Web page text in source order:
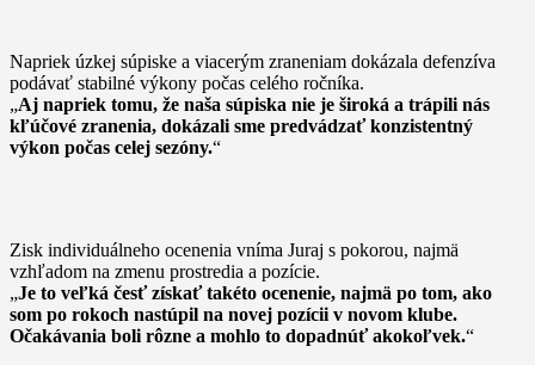
Napriek úzkej súpiske a viacerým zraneniam dokázala defenzíva
podávať stabilné výkony počas celého ročníka.
„Aj napriek tomu, že naša súpiska nie je široká a trápili nás
kľúčové zranenia, dokázali sme predvádzať konzistentný
výkon počas celej sezóny.“
Zisk individuálneho ocenenia vníma Juraj s pokorou, najmä
vzhľadom na zmenu prostredia a pozície.
„Je to veľká česť získať takéto ocenenie, najmä po tom, ako
som po rokoch nastúpil na novej pozícii v novom klube.
Očakávania boli rôzne a mohlo to dopadnúť akokoľvek.“